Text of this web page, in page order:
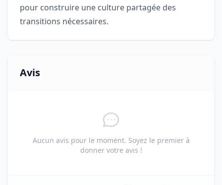
pour construire une culture partagée des
transitions nécessaires.
Avis
Aucun avis pour le moment. Soyez le premier à
donner votre avis !